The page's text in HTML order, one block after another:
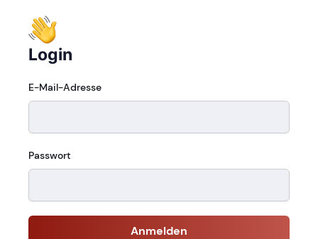
Login
E-Mail-Adresse
Passwort
Anmelden